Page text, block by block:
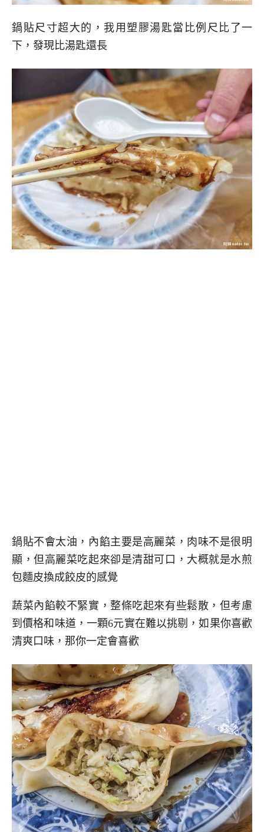
鍋貼尺寸超大的，我用塑膠湯匙當比例尺比了一
下，發現比湯匙還長
鍋貼不會太油，內餡主要是高麗菜，肉味不是很明
顯，但高麗菜吃起來卻是清甜可口，大概就是水煎
包麵皮換成餃皮的感覺
蔬菜內餡較不緊實，整條吃起來有些鬆散，但考慮
到價格和味道，一顆6元實在難以挑剔，如果你喜歡
清爽口味，那你一定會喜歡